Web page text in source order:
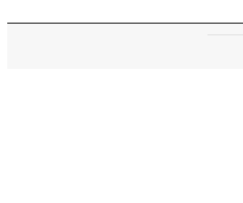
区域成分分析结果